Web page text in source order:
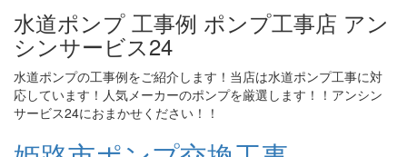
水道ポンプ 工事例 ポンプ工事店 アン
シンサービス24
水道ポンプの工事例をご紹介します！当店は水道ポンプ工事に対
応しています！人気メーカーのポンプを厳選します！！アンシン
サービス24におまかせください！！